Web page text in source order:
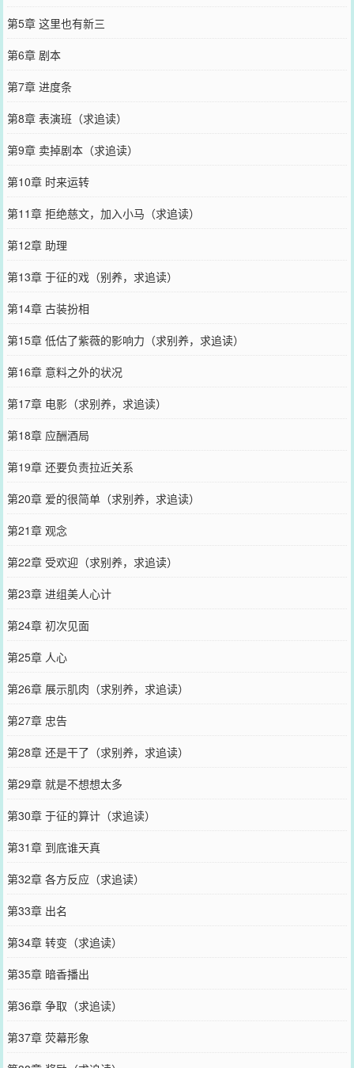
第5章 这里也有新三
第6章 剧本
第7章 进度条
第8章 表演班（求追读）
第9章 卖掉剧本（求追读）
第10章 时来运转
第11章 拒绝慈文，加入小马（求追读）
第12章 助理
第13章 于征的戏（别养，求追读）
第14章 古装扮相
第15章 低估了紫薇的影响力（求别养，求追读）
第16章 意料之外的状况
第17章 电影（求别养，求追读）
第18章 应酬酒局
第19章 还要负责拉近关系
第20章 爱的很简单（求别养，求追读）
第21章 观念
第22章 受欢迎（求别养，求追读）
第23章 进组美人心计
第24章 初次见面
第25章 人心
第26章 展示肌肉（求别养，求追读）
第27章 忠告
第28章 还是干了（求别养，求追读）
第29章 就是不想想太多
第30章 于征的算计（求追读）
第31章 到底谁天真
第32章 各方反应（求追读）
第33章 出名
第34章 转变（求追读）
第35章 暗香播出
第36章 争取（求追读）
第37章 荧幕形象